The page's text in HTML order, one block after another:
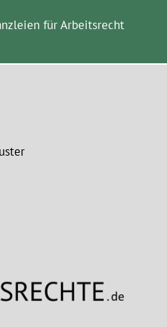
für Arbeitsrecht